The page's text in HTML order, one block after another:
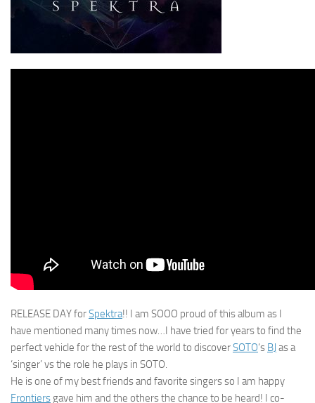
RELEASE DAY forSpektra!! I am SOOO proud of this album as I
have mentioned many times now…I have tried for years to find the
perfect vehicle for the rest of the world to discoverSOTO‘s BJ as a
‘singer’ vs the role he plays in SOTO.
He is one of my best friends and favorite singers so I am happy
Frontiers gave him and the others the chance to be heard! I co-